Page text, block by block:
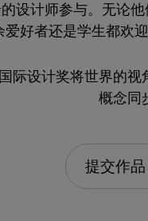
设计师参与。无论
爱好者还是学生都欢
际设计奖将世界的
概念同
提交作品